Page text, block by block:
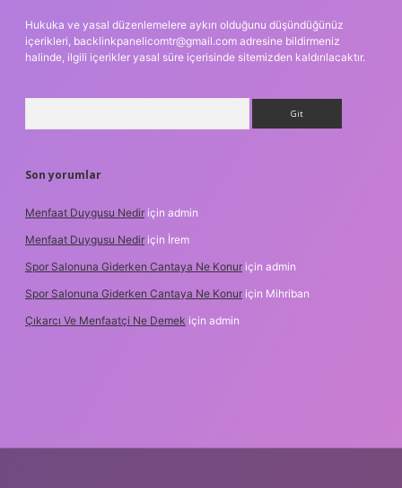
Hukuka ve yasal düzenlemelere aykırı olduğunu düşündüğünüz
içerikleri, backlinkpanelicomtr@gmail.com adresine bildirmeniz
halinde, ilgili içerikler yasal süre içerisinde sitemizden kaldırılacaktır.
Son yorumlar
Menfaat Duygusu Nedir için admin
Menfaat Duygusu Nedir için İrem
Spor Salonuna Giderken Cantaya Ne Konur için admin
Spor Salonuna Giderken Cantaya Ne Konur için Mihriban
Çıkarcı Ve Menfaatçi Ne Demek için admin